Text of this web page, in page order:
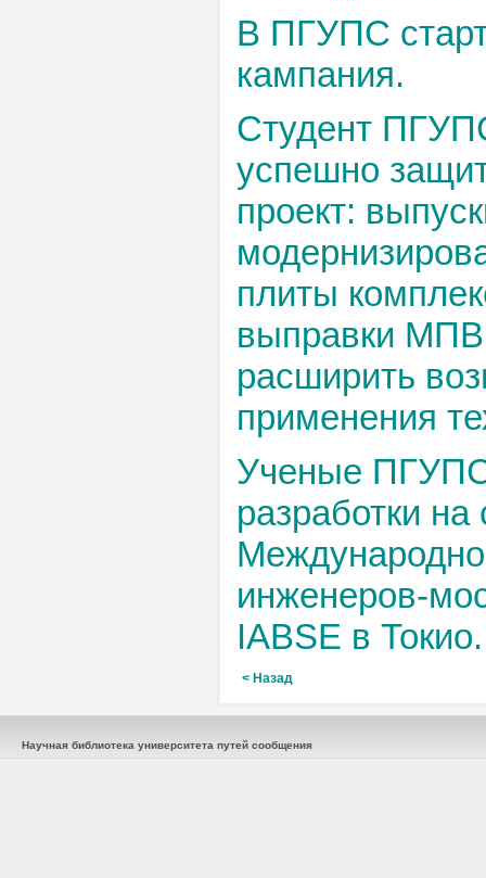
В ПГУПС
кампания.
Студент
успешно
проект:
плиты
выправки
расширить
применения
Ученые ПГУПС
разработки
инженеров-
IABSE в Токио.
< Назад
Научная библиотека университета путей сообщения